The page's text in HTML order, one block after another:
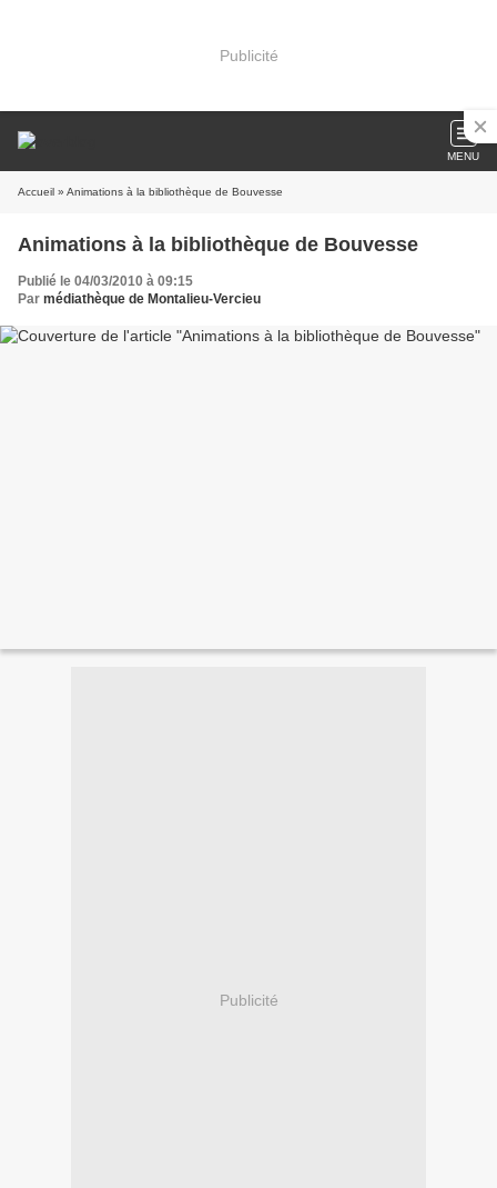
Publicité
MENU
Accueil » Animations à la bibliothèque de Bouvesse
Animations à la bibliothèque de Bouvesse
Publié le 04/03/2010 à 09:15
Par médiathèque de Montalieu-Vercieu
Publicité